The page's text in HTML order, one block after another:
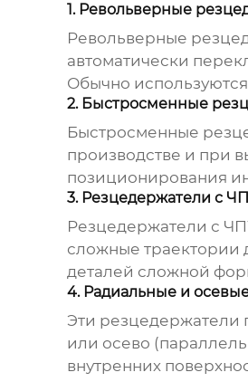
1. Револьверные
Револьверные
автоматически
Обычно
2. Быстросменные
Быстросменные
производстве и при
позиционирования
3. Резцедержатели с
Резцедержатели с
сложные траектории
деталей сложной
4. Радиальные и
Эти резцедержатели
или осево
внутренних